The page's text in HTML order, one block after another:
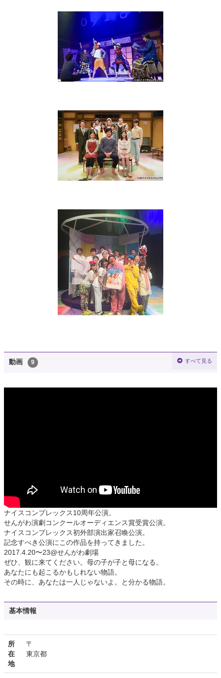
動画 9 すべて見る
ナイスコンプレックス10周年公演。
せんがわ演劇コンクールオーディエンス賞受賞公演。
ナイスコンプレックス初外部演出家召喚公演。
記念すべき公演にこの作品を持ってきました。
2017.4.20〜23@せんがわ劇場
ぜひ、観に来てください。母の子が子と母になる。
あなたにも起こるかもしれない物語。
その時に、あなたは一人じゃないよ。と分かる物語。
基本情報
所
在
地
〒
東京都